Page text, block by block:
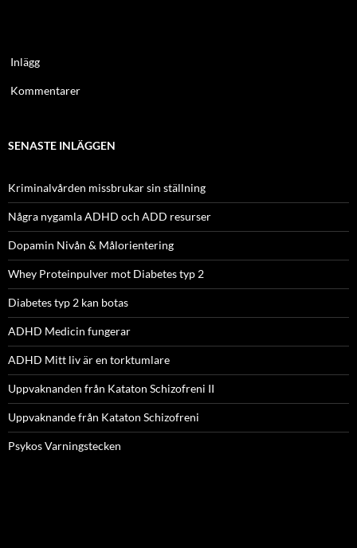
Inlägg
Kommentarer
SENASTE INLÄGGEN
Kriminalvården missbrukar sin ställning
Några nygamla ADHD och ADD resurser
Dopamin Nivån & Målorientering
Whey Proteinpulver mot Diabetes typ 2
Diabetes typ 2 kan botas
ADHD Medicin fungerar
ADHD Mitt liv är en torktumlare
Uppvaknanden från Kataton Schizofreni II
Uppvaknande från Kataton Schizofreni
Psykos Varningstecken